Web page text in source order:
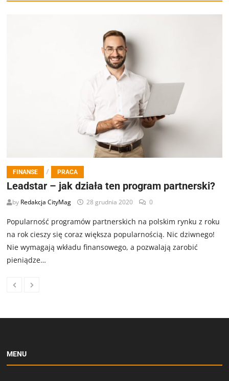
FINANSE / PRACA
Leadstar – jak działa ten program partnerski?
by Redakcja CityMag 28 grudnia 2020 0
Popularność programów partnerskich na polskim rynku z roku
na rok cieszy się coraz większa popularnością. Nic dziwnego!
Nie wymagają wkładu finansowego, a pozwalają zarobić
pieniądze…
MENU